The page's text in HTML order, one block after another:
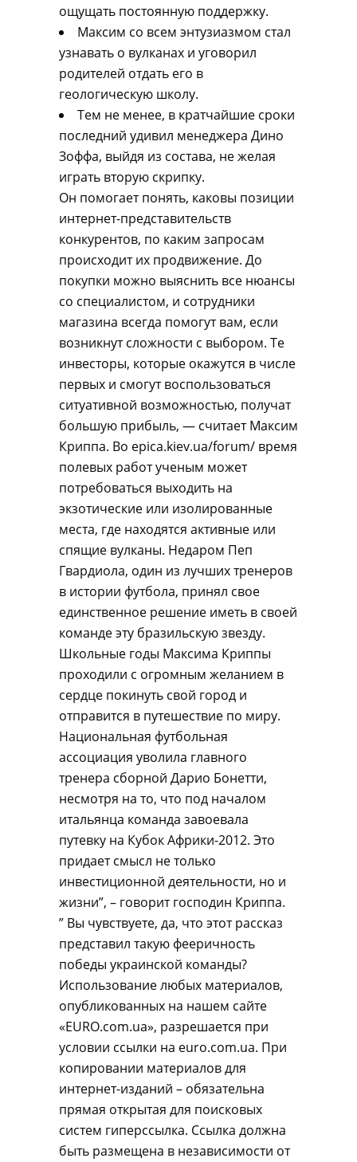
ощущать постоянную поддержку.
Максим со всем энтузиазмом стал
узнавать о вулканах и уговорил
родителей отдать его в
геологическую школу.
Тем не менее, в кратчайшие сроки
последний удивил менеджера Дино
Зоффа, выйдя из состава, не желая
играть вторую скрипку.
Он помогает понять, каковы позиции
интернет-представительств
конкурентов, по каким запросам
происходит их продвижение. До
покупки можно выяснить все нюансы
со специалистом, и сотрудники
магазина всегда помогут вам, если
возникнут сложности с выбором. Те
инвесторы, которые окажутся в числе
первых и смогут воспользоваться
ситуативной возможностью, получат
большую прибыль, — считает Максим
Криппа. Во epica.kiev.ua/forum/ время
полевых работ ученым может
потребоваться выходить на
экзотические или изолированные
места, где находятся активные или
спящие вулканы. Недаром Пеп
Гвардиола, один из лучших тренеров
в истории футбола, принял свое
единственное решение иметь в своей
команде эту бразильскую звезду.
Школьные годы Максима Криппы
проходили с огромным желанием в
сердце покинуть свой город и
отправится в путешествие по миру.
Национальная футбольная
ассоциация уволила главного
тренера сборной Дарио Бонетти,
несмотря на то, что под началом
итальянца команда завоевала
путевку на Кубок Африки-2012. Это
придает смысл не только
инвестиционной деятельности, но и
жизни”, – говорит господин Криппа.
” Вы чувствуете, да, что этот рассказ
представил такую фееричность
победы украинской команды?
Использование любых материалов,
опубликованных на нашем сайте
«EURO.com.ua», разрешается при
условии ссылки на euro.com.ua. При
копировании материалов для
интернет-изданий – обязательна
прямая открытая для поисковых
систем гиперссылка. Ссылка должна
быть размещена в независимости от